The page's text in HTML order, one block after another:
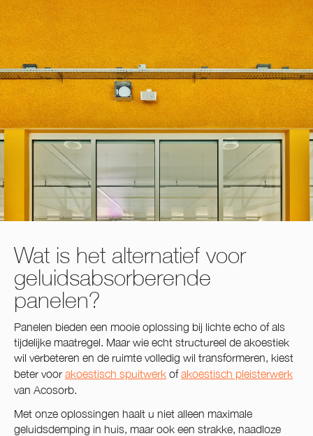
Wat is het alternatief voor
geluidsabsorberende
panelen?
Panelen bieden een mooie oplossing bij lichte echo of als
tijdelijke maatregel. Maar wie echt structureel de akoestiek
wil verbeteren en de ruimte volledig wil transformeren, kiest
beter voor akoestisch spuitwerk ofakoestisch pleisterwerk
van Acosorb.
Met onze oplossingen haalt u niet alleen maximale
geluidsdemping in huis, maar ook een strakke, naadloze